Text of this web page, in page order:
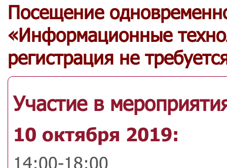
Посещение
«Информационные
регистрация не
Участие в
10 октября 2019:
14:00-18:00